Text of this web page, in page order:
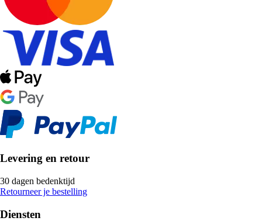
Levering en retour
30 dagen bedenktijd
Retourneer je bestelling
Diensten